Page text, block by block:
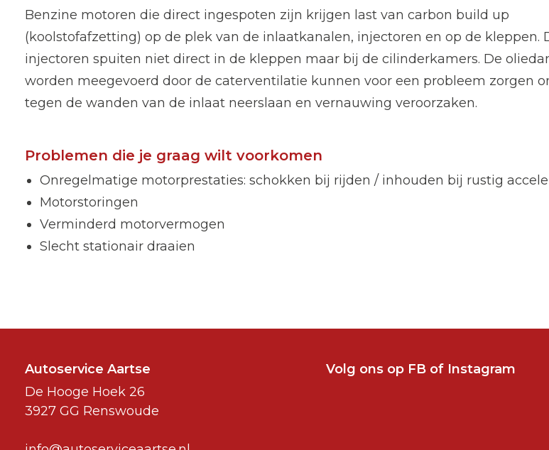
Benzine motoren die direct ingespoten zijn krijgen last van carbon build up
(koolstofafzetting) op de plek van de inlaatkanalen, injectoren en op de kleppen.
injectoren spuiten niet direct in de kleppen maar bij de cilinderkamers. De
worden meegevoerd door de caterventilatie kunnen voor een probleem zorgen
tegen de wanden van de inlaat neerslaan en vernauwing veroorzaken.
Problemen die je graag wilt voorkomen
Onregelmatige motorprestaties: schokken bij rijden / inhouden bij rustig
Motorstoringen
Verminderd motorvermogen
Slecht stationair draaien
Autoservice Aartse
De Hooge Hoek 26
3927 GG Renswoude
Volg ons op FB of Instagram